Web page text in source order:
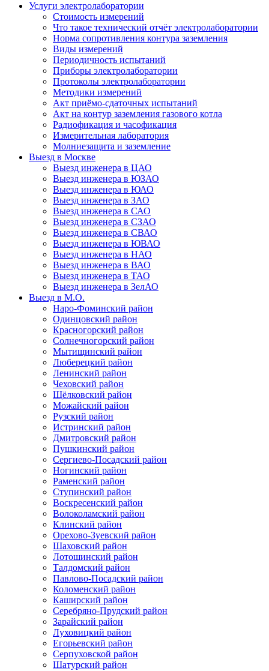
Услуги электролаборатории
Стоимость измерений
Что такое технический отчёт электролаборатории
Норма сопротивления контура заземления
Виды измерений
Периодичность испытаний
Приборы электролаборатории
Протоколы электролаборатории
Методики измерений
Акт приёмо-сдаточных испытаний
Акт на контур заземления газового котла
Радиофикация и часофикация
Измерительная лаборатория
Молниезащита и заземление
Выезд в Москве
Выезд инженера в ЦАО
Выезд инженера в ЮЗАО
Выезд инженера в ЮАО
Выезд инженера в ЗАО
Выезд инженера в САО
Выезд инженера в СЗАО
Выезд инженера в СВАО
Выезд инженера в ЮВАО
Выезд инженера в НАО
Выезд инженера в ВАО
Выезд инженера в ТАО
Выезд инженера в ЗелАО
Выезд в М.О.
Наро-Фоминский район
Одинцовский район
Красногорский район
Солнечногорский район
Мытищинский район
Люберецкий район
Ленинский район
Чеховский район
Щёлковский район
Можайский район
Рузский район
Истринский район
Дмитровский район
Пушкинский район
Сергиево-Посадский район
Ногинский район
Раменский район
Ступинский район
Воскресенский район
Волоколамский район
Клинский район
Орехово-Зуевский район
Шаховский район
Лотошинский район
Талдомский район
Павлово-Посадский район
Коломенский район
Каширский район
Серебряно-Прудский район
Зарайский район
Луховицкий район
Егорьевский район
Серпуховской район
Шатурский район